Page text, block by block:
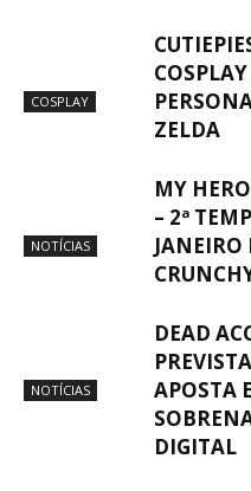
COSPLAY
ZELDA
NOTÍCIAS
MY
– 2ª
NOTÍCIAS
DEAD
APOSTA
DIGITAL